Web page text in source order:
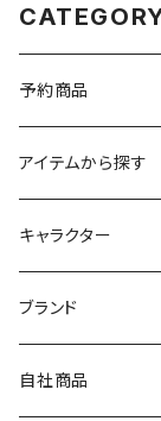
予約商品
アイテムから探す
九谷焼
マグ＆カップ
プレート
キャラクター
ムーミン
80th記念アイテム
MOOMIN
ブランド
LA AMYS(エミー
自社商品